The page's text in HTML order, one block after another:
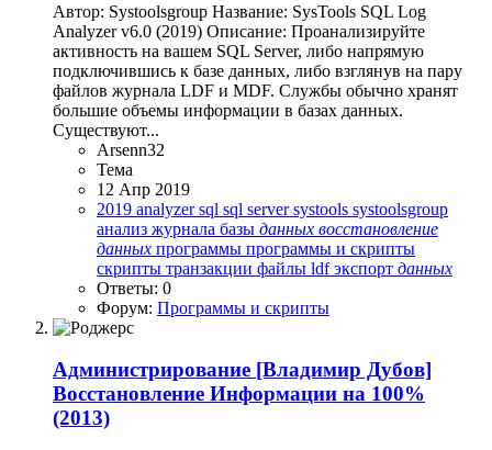
Автор: Systoolsgroup Название: SysTools SQL Log
Analyzer v6.0 (2019) Описание: Проанализируйте
активность на вашем SQL Server, либо напрямую
подключившись к базе данных, либо взглянув на пару
файлов журнала LDF и MDF. Службы обычно хранят
большие объемы информации в базах данных.
Существуют...
Arsenn32
Тема
12 Апр 2019
2019 analyzersql sql serversystools systoolsgroup
анализ журнала базы данных восстановление
данных программы программы и скрипты
скрипты транзакции файлы ldfэкспорт данных
Ответы: 0
Форум: Программы и скрипты
Администрирование [Владимир Дубов]
Восстановление Информации на 100%
(2013)